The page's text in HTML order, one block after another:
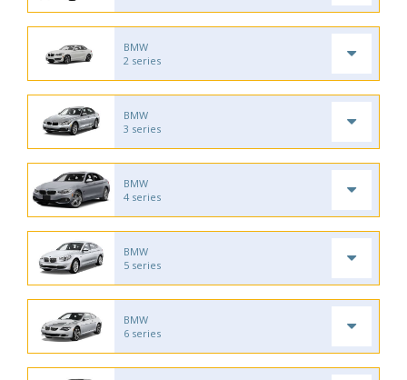
BMW
2 series
BMW
3 series
BMW
4 series
BMW
5 series
BMW
6 series